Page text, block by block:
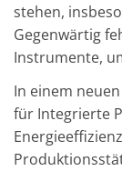
stehen,
Gegenwärtig
Instrumente,
In einem
für Integrierte